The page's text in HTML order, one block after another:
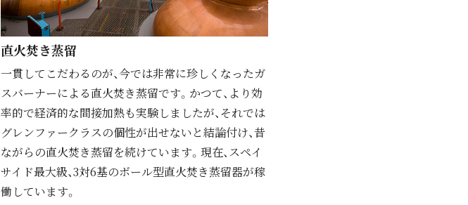
直⽕焚き蒸留
⼀貫してこだわるのが、今では⾮常に珍しくなったガ
スバーナーによる直⽕焚き蒸留です。かつて、より効
率的で経済的な間接加熱も実験しましたが、それでは
グレンファークラスの個性が出せないと結論付け、昔
ながらの直⽕焚き蒸留を続けています。現在、スペイ
サイド最⼤級、3対6基のボール型直⽕焚き蒸留器が稼
働しています。